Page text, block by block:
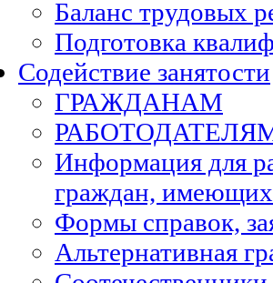
Баланс трудовых
Подготовка
Содействие занятости
ГРАЖДАНАМ
Информация для
граждан,
Формы справок,
Альтернативная